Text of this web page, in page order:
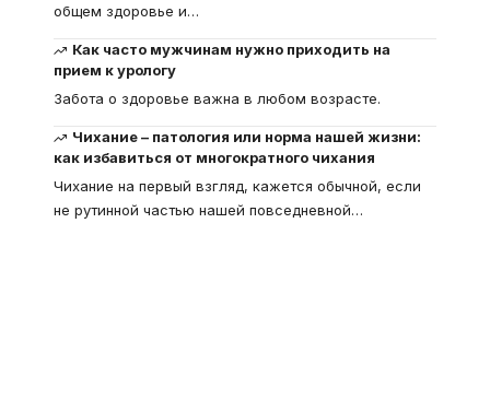
общем здоровье и…
Как часто мужчинам нужно приходить на
прием к урологу
Забота о здоровье важна в любом возрасте.
Чихание – патология или норма нашей жизни:
как избавиться от многократного чихания
Чихание на первый взгляд, кажется обычной, если
не рутинной частью нашей повседневной…